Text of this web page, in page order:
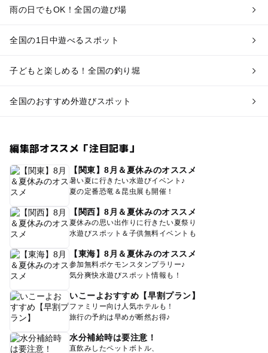
雨の日でもOK！全国の遊び場
全国の1日中遊べるスポット
子どもと楽しめる！全国の釣り堀
全国のおすすめ外遊びスポット
編集部オススメ「注目記事」
【関東】8月＆夏休みのオススメ
暑い夏に行きたい水遊びイベント♪
夏の定番恐竜＆昆虫展も開催！
【関西】8月＆夏休みのオススメ
夏休みの思い出作りに行きたい夏祭り
水遊びスポット＆子供無料イベントも
【東海】8月＆夏休みのオススメ
参加無料ポケモンスタンプラリー♪
気分爽快水遊びスポット情報も！
いこーよおすすめ【早割プラン】
ファミリー向け人気ホテルも！
旅行の予約は早めが断然お得♪
水分補給時は要注意！
直飲みしたペットボトル、